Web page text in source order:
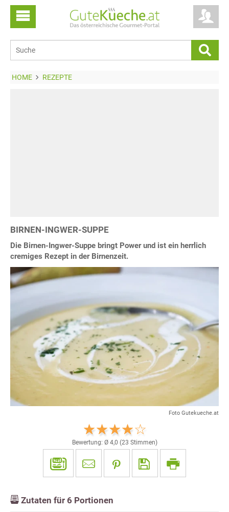
HOME REZEPTE
BIRNEN-INGWER-SUPPE
Die Birnen-Ingwer-Suppe bringt Power und ist ein herrlich
cremiges Rezept in der Birnenzeit.
Foto Gutekueche.at
Bewertung: Ø 4,0 (23 Stimmen)
Zutaten für 6 Portionen